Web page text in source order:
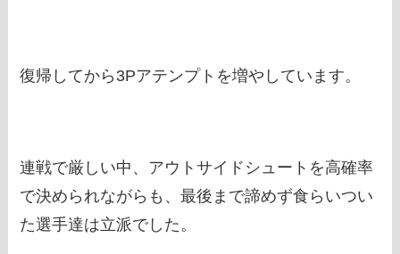
復帰してから3Pアテンプトを増やしています。
連戦で厳しい中、アウトサイドシュートを高確率
で決められながらも、最後まで諦めず食らいつい
た選手達は立派でした。